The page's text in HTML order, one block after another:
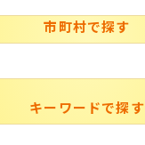
市町村で探す
キーワードで探す